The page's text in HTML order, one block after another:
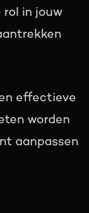
in jouw
effectieve
worden
aanpassen